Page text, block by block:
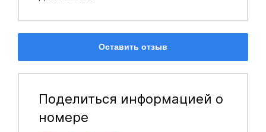
Оставить отзыв
Поделиться информацией о
номере